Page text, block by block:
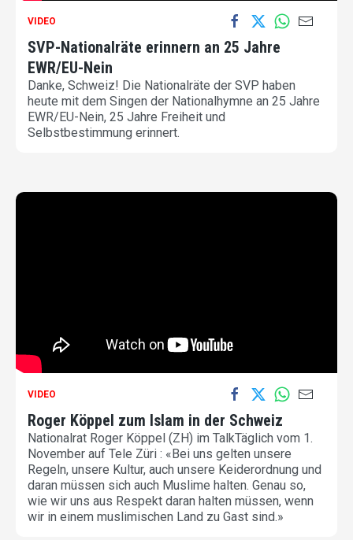
VIDEO
SVP-Nationalräte erinnern an 25 Jahre
EWR/EU-Nein
Danke, Schweiz! Die Nationalräte der SVP haben
heute mit dem Singen der Nationalhymne an 25 Jahre
EWR/EU-Nein, 25 Jahre Freiheit und
Selbstbestimmung erinnert.
VIDEO
Roger Köppel zum Islam in der Schweiz
Nationalrat Roger Köppel (ZH) im TalkTäglich vom 1.
November auf Tele Züri : «Bei uns gelten unsere
Regeln, unsere Kultur, auch unsere Keiderordnung und
daran müssen sich auch Muslime halten. Genau so,
wie wir uns aus Respekt daran halten müssen, wenn
wir in einem muslimischen Land zu Gast sind.»